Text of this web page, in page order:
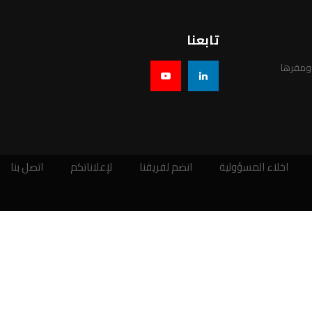
تابعنا
اخلاء المسؤولية انضم لفريقنا لإعلاناتكم اتصل بنا